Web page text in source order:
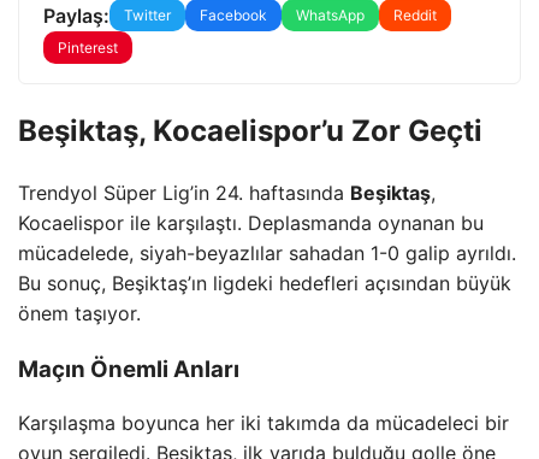
Paylaş: Twitter Facebook WhatsApp
Reddit
Pinterest
Beşiktaş, Kocaelispor’u Zor Geçti
Trendyol Süper Lig’in 24. haftasında Beşiktaş,
Kocaelispor ile karşılaştı. Deplasmanda oynanan bu
mücadelede, siyah-beyazlılar sahadan 1-0 galip ayrıldı.
Bu sonuç, Beşiktaş’ın ligdeki hedefleri açısından büyük
önem taşıyor.
Maçın Önemli Anları
Karşılaşma boyunca her iki takımda da mücadeleci bir
oyun sergiledi. Beşiktaş, ilk yarıda bulduğu golle öne